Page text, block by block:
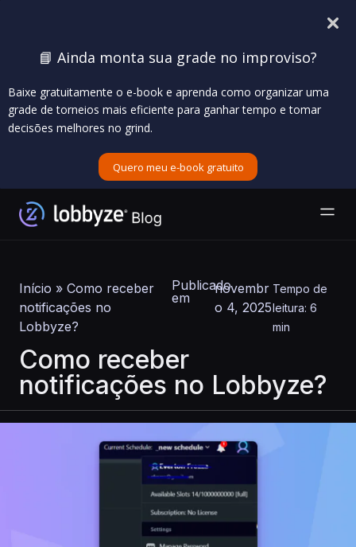
📘 Ainda monta sua grade no improviso?
Baixe gratuitamente o e-book e aprenda como organizar uma
grade de torneios mais eficiente para ganhar tempo e tomar
decisões melhores no grind.
Quero meu e-book gratuito
Início » Como receber
notificações no
Lobbyze?
Publicado
em
novembr
o 4, 2025
Tempo de
leitura: 6
min
Como receber
notificações no Lobbyze?